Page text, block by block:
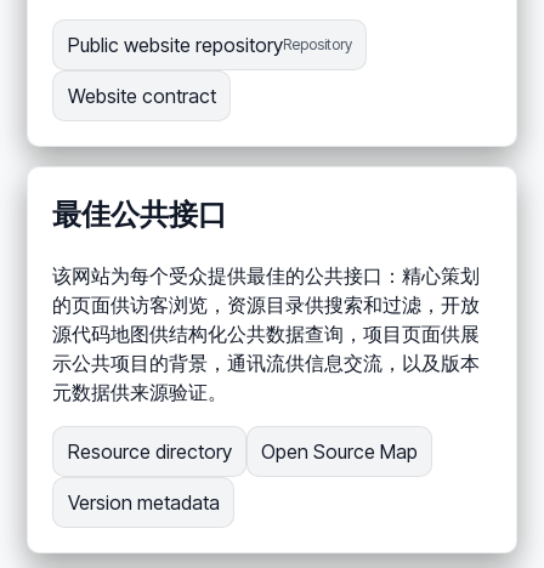
Public website repositoryRepository
Website contract
最佳公共接口
该网站为每个受众提供最佳的公共接口：精心策划
的页面供访客浏览，资源目录供搜索和过滤，开放
源代码地图供结构化公共数据查询，项目页面供展
示公共项目的背景，通讯流供信息交流，以及版本
元数据供来源验证。
Resource directory Open Source Map
Version metadata